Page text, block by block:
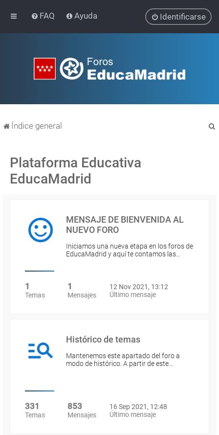
FAQ Ayuda Identificarse
Índice general
Plataforma Educativa
EducaMadrid
MENSAJE DE BIENVENIDA AL
NUEVO FORO
Iniciamos una nueva etapa en los foros de
EducaMadrid y aquí te contamos las…
1
Temas
1
Mensajes
12 Nov 2021, 13:12
Último mensaje
Histórico de temas
Mantenemos este apartado del foro a
modo de histórico. A partir de este…
331
Temas
853
Mensajes
16 Sep 2021, 12:48
Último mensaje